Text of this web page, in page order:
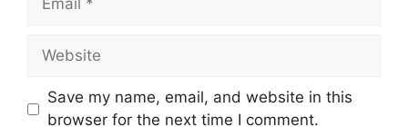
Website
Save my name, email, and website in this
browser for the next time I comment.